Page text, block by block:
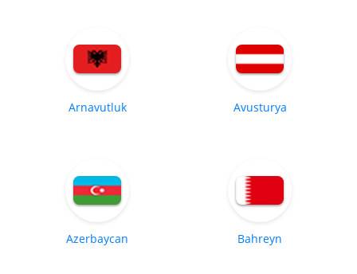
Arnavutluk Avusturya
Azerbaycan Bahreyn